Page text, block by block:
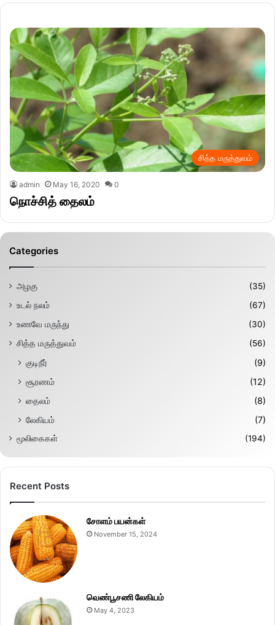
சித்த மருத்துவம்
admin May 16, 2020 0
நொச்சித் தைலம்
Categories
அழகு
(35)
உடல் நலம்
(67)
உணவே மருந்து
(30)
சித்த மருத்துவம்
(56)
குடிநீர்
(9)
சூரணம்
(12)
தைலம்
(8)
லேகியம்
(7)
மூலிகைகள் (194)
Recent Posts
சோளம் பயன்கள்
November 15, 2024
வெண்பூசணி லேகியம்
May 4, 2023